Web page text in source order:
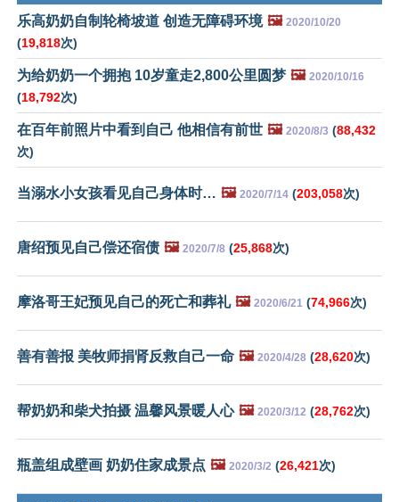
乐高奶奶自制轮椅坡道 创造无障碍环境 🖼️ 2020/10/20
(19,818次)
为给奶奶一个拥抱 10岁童走2,800公里圆梦 🖼️ 2020/10/16
(18,792次)
在百年前照片中看到自己 他相信有前世 🖼️ 2020/8/3 (88,432
次)
当溺水小女孩看见自己身体时… 🖼️ 2020/7/14 (203,058次)
唐绍预见自己偿还宿债 🖼️ 2020/7/8 (25,868次)
摩洛哥王妃预见自己的死亡和葬礼 🖼️ 2020/6/21 (74,966次)
善有善报 美牧师捐肾反救自己一命 🖼️ 2020/4/28 (28,620次)
帮奶奶和柴犬拍摄 温馨风景暖人心 🖼️ 2020/3/12 (28,762次)
瓶盖组成壁画 奶奶住家成景点 🖼️ 2020/3/2 (26,421次)